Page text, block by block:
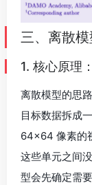
三、离散
1. 核心原理
离散模型的思
目标数据拆成
64×64 像素的
这些单元之间
型会先确定需